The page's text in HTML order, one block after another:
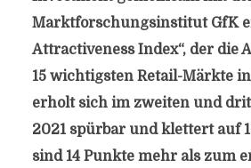
Marktforschungsinstitut GfK
Attractiveness Index“, der die
15 wichtigsten Retail-Märkte
erholt sich im zweiten und
2021 spürbar und klettert auf
sind 14 Punkte mehr als zum